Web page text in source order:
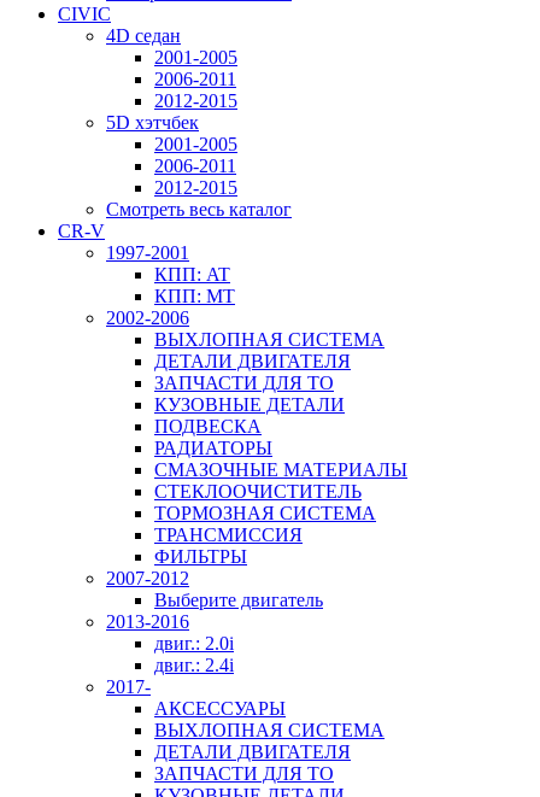
CIVIC
4D седан
2001-2005
2006-2011
2012-2015
5D хэтчбек
2001-2005
2006-2011
2012-2015
Смотреть весь каталог
CR-V
1997-2001
КПП: AT
КПП: MT
2002-2006
ВЫХЛОПНАЯ СИСТЕМА
ДЕТАЛИ ДВИГАТЕЛЯ
ЗАПЧАСТИ ДЛЯ ТО
КУЗОВНЫЕ ДЕТАЛИ
ПОДВЕСКА
РАДИАТОРЫ
СМАЗОЧНЫЕ МАТЕРИАЛЫ
СТЕКЛООЧИСТИТЕЛЬ
ТОРМОЗНАЯ СИСТЕМА
ТРАНСМИССИЯ
ФИЛЬТРЫ
2007-2012
Выберите двигатель
2013-2016
двиг.: 2.0i
двиг.: 2.4i
2017-
АКСЕССУАРЫ
ВЫХЛОПНАЯ СИСТЕМА
ДЕТАЛИ ДВИГАТЕЛЯ
ЗАПЧАСТИ ДЛЯ ТО